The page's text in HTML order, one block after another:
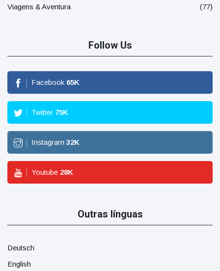
Viagens & Aventura
(77)
Follow Us
Facebook 65K
Twitter 75K
Instagram 32K
Youtube 28K
Outras línguas
Deutsch
English